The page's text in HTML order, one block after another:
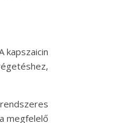
kapszaicin
megfelelő